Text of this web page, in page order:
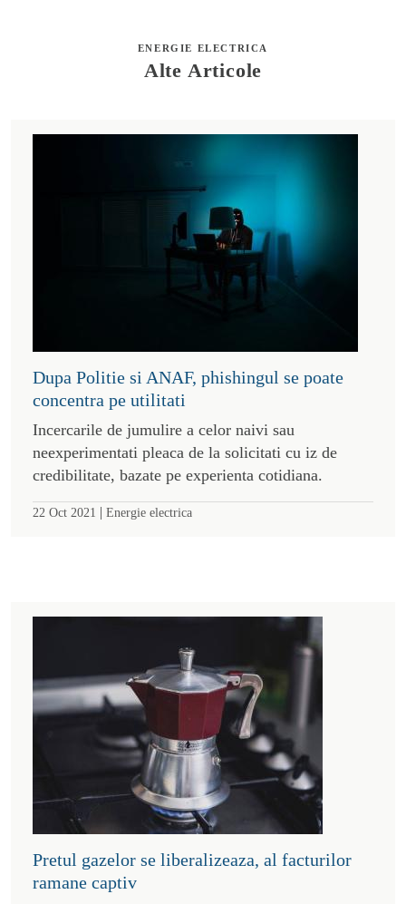
ENERGIE ELECTRICA
Alte Articole
Dupa Politie si ANAF, phishingul se poate
concentra pe utilitati
Incercarile de jumulire a celor naivi sau
neexperimentati pleaca de la solicitati cu iz de
credibilitate, bazate pe experienta cotidiana.
22 Oct 2021 | Energie electrica
Pretul gazelor se liberalizeaza, al facturilor
ramane captiv